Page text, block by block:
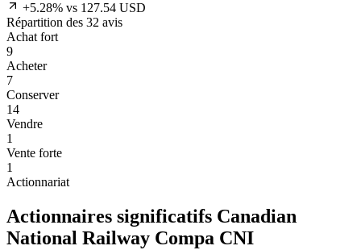
+5.28% vs 127.54 USD
Répartition des 32 avis
Achat fort
9
Acheter
7
Conserver
14
Vendre
1
Vente forte
1
Actionnariat
Actionnaires significatifs Canadian
National Railway Compa CNI